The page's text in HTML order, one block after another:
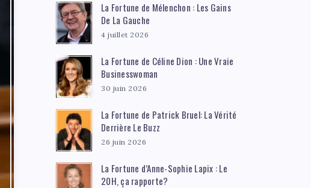
La Fortune de Mélenchon : Les Gains
De La Gauche
4 juillet 2026
La Fortune de Céline Dion : Une Vraie
Businesswoman
30 juin 2026
La Fortune de Patrick Bruel: La Vérité
Derrière Le Buzz
26 juin 2026
La Fortune d’Anne-Sophie Lapix : Le
20H, ça rapporte?